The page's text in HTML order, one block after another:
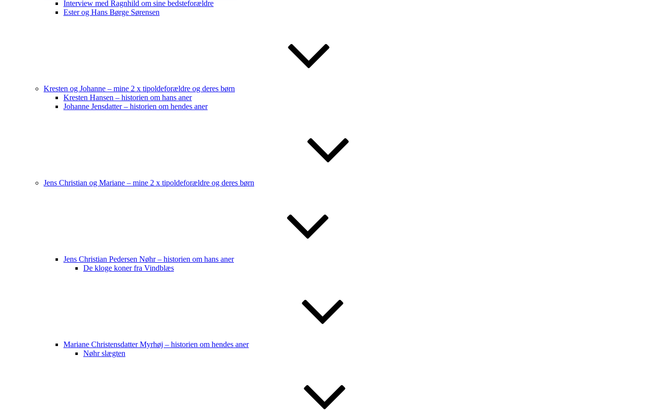
Interview med Ragnhild om sine bedsteforældre
Ester og Hans Børge Sørensen
Kresten og Johanne – mine 2 x tipoldeforældre og deres børn
Kresten Hansen – historien om hans aner
Johanne Jensdatter – historien om hendes aner
Jens Christian og Mariane – mine 2 x tipoldeforældre og deres børn
Jens Christian Pedersen Nøhr – historien om hans aner
De kloge koner fra Vindblæs
Mariane Christensdatter Myrhøj – historien om hendes aner
Nøhr slægten